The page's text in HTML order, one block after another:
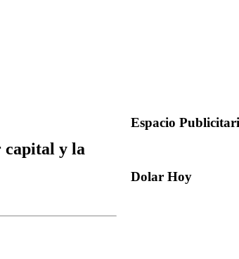
capital y la
Espacio
Dolar Hoy